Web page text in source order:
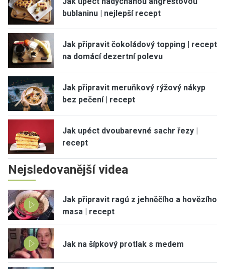
bublaninu | nejlepší recept
Jak připravit čokoládový topping | recept
na domácí dezertní polevu
Jak připravit meruňkový rýžový nákyp
bez pečení | recept
Jak upéct dvoubarevné sachr řezy |
recept
Nejsledovanější videa
Jak připravit ragú z jehněčího a hovězího
masa | recept
Jak na šípkový protlak s medem